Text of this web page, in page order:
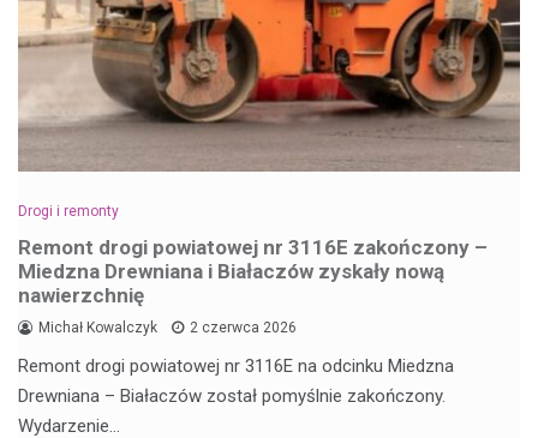
Drogi i remonty
Remont drogi powiatowej nr 3116E zakończony –
Miedzna Drewniana i Białaczów zyskały nową
nawierzchnię
Michał Kowalczyk 2 czerwca 2026
Remont drogi powiatowej nr 3116E na odcinku Miedzna
Drewniana – Białaczów został pomyślnie zakończony.
Wydarzenie…